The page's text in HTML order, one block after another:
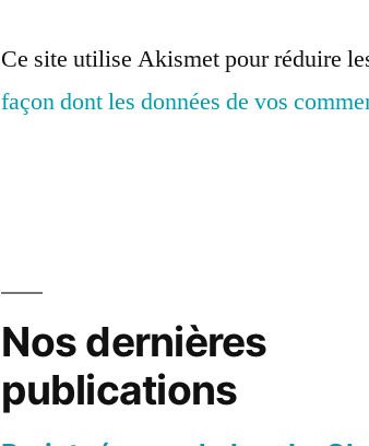
Ce site utilise Akismet pour réduire
façon dont les données de vos
Nos dernières
publications